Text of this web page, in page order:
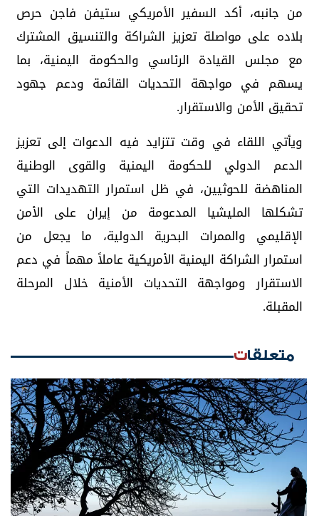
من جانبه، أكد السفير الأمريكي ستيفن فاجن حرص
بلاده على مواصلة تعزيز الشراكة والتنسيق المشترك
مع مجلس القيادة الرئاسي والحكومة اليمنية، بما
يسهم في مواجهة التحديات القائمة ودعم جهود
تحقيق الأمن والاستقرار.
ويأتي اللقاء في وقت تتزايد فيه الدعوات إلى تعزيز
الدعم الدولي للحكومة اليمنية والقوى الوطنية
المناهضة للحوثيين، في ظل استمرار التهديدات التي
تشكلها المليشيا المدعومة من إيران على الأمن
الإقليمي والممرات البحرية الدولية، ما يجعل من
استمرار الشراكة اليمنية الأمريكية عاملاً مهماً في دعم
الاستقرار ومواجهة التحديات الأمنية خلال المرحلة
المقبلة.
متعلقات